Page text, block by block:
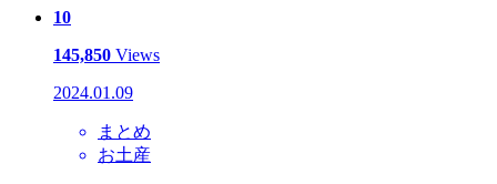
10
145,850 Views
2024.01.09
まとめ
お土産